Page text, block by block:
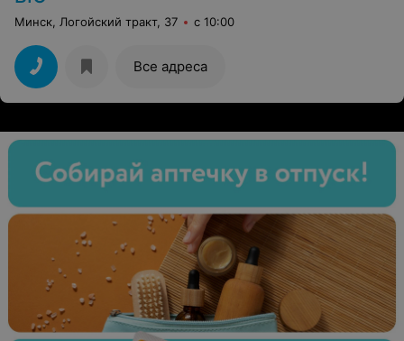
Минск, Логойский тракт, 37 с 10:00
Все адреса